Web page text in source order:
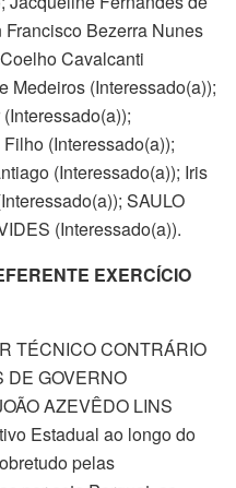
Bezerra Nunes
Cavalcanti
Medeiros (Interessado(a));
(Interessado(a));
(Interessado(a)); Iris
SAULO
(Interessado(a)).
EXERCÍCIO
TÉCNICO CONTRÁRIO
DE GOVERNO
AZEVÊDO LINS
Estadual ao longo do
pelas